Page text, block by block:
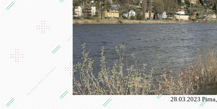
28.03.2023